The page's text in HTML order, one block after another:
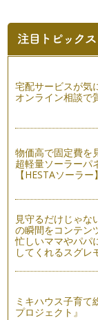
ご家族が集うお正
心浮き立つおも
街中はクリスマ
人だってウキウ
クリスマスシー
風邪を吹き飛ば
だんだんと寒さ
寒くなっても時
だんだん寒い日
きましたね。（
電子レンジレシ
街中はハロウィ
ね。 お子さんの
宅配サービスが気
オンライン相談で
物価高で固定費を
超軽量ソーラーパ
【HESTAソーラー】
見守るだけじゃな
の瞬間をコンテン
忙しいママやパパ
してくれるスグレ
ミキハウス子育て
プロジェクト』